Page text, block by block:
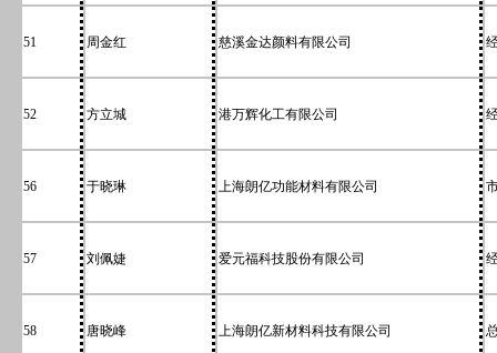
51 周金红 慈溪金达颜料有限公司
52 方立城 港万辉化工有限公司
56 于晓琳 上海朗亿功能材料有限公司
57 刘佩婕 爱元福科技股份有限公司
58 唐晓峰 上海朗亿新材料科技有限公司